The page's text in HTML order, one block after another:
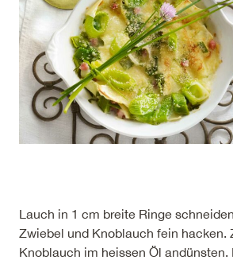
Lauch in 1 cm breite Ringe
Zwiebel und Knoblauch fein hacken.
Knoblauch im heissen Öl andünsten.